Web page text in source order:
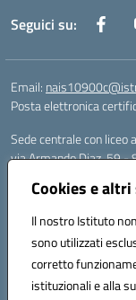
Cookies e
Il nostro Istituto
sono utilizzati
corretto
istituzionali e alla
Seguici su:
Email:
Posta elettronica
Sede centrale con liceo
via Armando Diaz, 59
via T. Campanella,
Sede succursale con
via S. Pellico, 80011
Email:
Nome Ufficio PA:
C.Fisc: 93056740637